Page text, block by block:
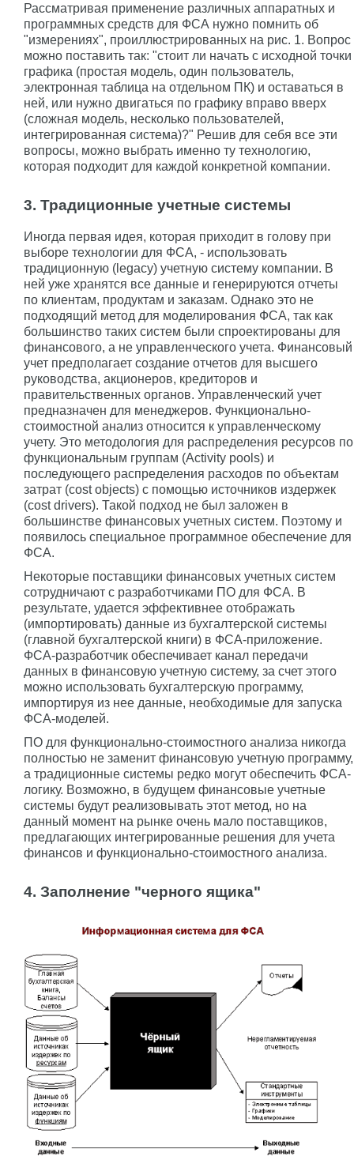
Рассматривая применение различных аппаратных и
программных средств для ФСА нужно помнить об
"измерениях", проиллюстрированных на рис. 1. Вопрос
можно поставить так: "стоит ли начать с исходной точки
графика (простая модель, один пользователь,
электронная таблица на отдельном ПК) и оставаться в
ней, или нужно двигаться по графику вправо вверх
(сложная модель, несколько пользователей,
интегрированная система)?" Решив для себя все эти
вопросы, можно выбрать именно ту технологию,
которая подходит для каждой конкретной компании.
3. Традиционные учетные системы
Иногда первая идея, которая приходит в голову при
выборе технологии для ФСА, - использовать
традиционную (legacy) учетную систему компании. В
ней уже хранятся все данные и генерируются отчеты
по клиентам, продуктам и заказам. Однако это не
подходящий метод для моделирования ФСА, так как
большинство таких систем были спроектированы для
финансового, а не управленческого учета. Финансовый
учет предполагает создание отчетов для высшего
руководства, акционеров, кредиторов и
правительственных органов. Управленческий учет
предназначен для менеджеров. Функционально-
стоимостной анализ относится к управленческому
учету. Это методология для распределения ресурсов по
функциональным группам (Activity pools) и
последующего распределения расходов по объектам
затрат (cost objects) с помощью источников издержек
(cost drivers). Такой подход не был заложен в
большинстве финансовых учетных систем. Поэтому и
появилось специальное программное обеспечение для
ФСА.
Некоторые поставщики финансовых учетных систем
сотрудничают с разработчиками ПО для ФСА. В
результате, удается эффективнее отображать
(импортировать) данные из бухгалтерской системы
(главной бухгалтерской книги) в ФСА-приложение.
ФСА-разработчик обеспечивает канал передачи
данных в финансовую учетную систему, за счет этого
можно использовать бухгалтерскую программу,
импортируя из нее данные, необходимые для запуска
ФСА-моделей.
ПО для функционально-стоимостного анализа никогда
полностью не заменит финансовую учетную программу,
а традиционные системы редко могут обеспечить ФСА-
логику. Возможно, в будущем финансовые учетные
системы будут реализовывать этот метод, но на
данный момент на рынке очень мало поставщиков,
предлагающих интегрированные решения для учета
финансов и функционально-стоимостного анализа.
4. Заполнение "черного ящика"